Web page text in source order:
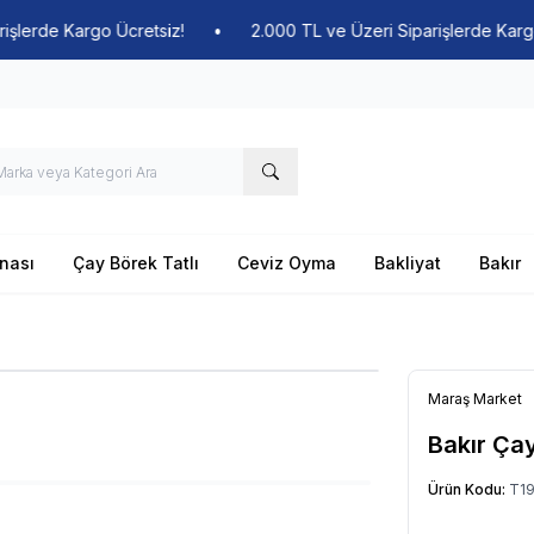
Kargo Ücretsiz! • 2.000 TL ve Üzeri Siparişlerde Kargo
Çay Börek Tatlı Ceviz Oyma Bakliyat Bakır
Maraş Market
Bakır
Ürün Kodu: